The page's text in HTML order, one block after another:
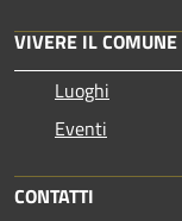
VIVERE IL COMUNE
Luoghi
Eventi
CONTATTI